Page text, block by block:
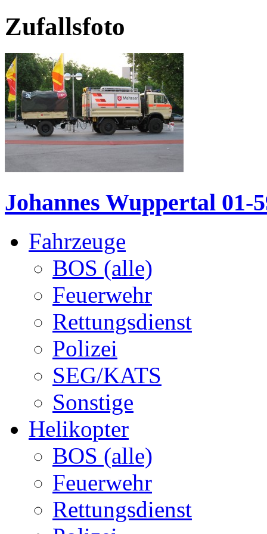
Zufallsfoto
Johannes Wuppertal 01-
Fahrzeuge
BOS (alle)
Feuerwehr
Rettungsdienst
Polizei
SEG/KATS
Sonstige
Helikopter
BOS (alle)
Feuerwehr
Rettungsdienst